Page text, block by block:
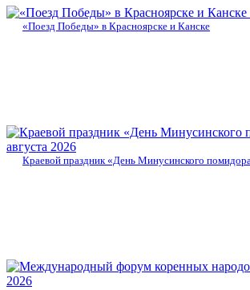
«Поезд Победы» в Красноярске и Канске
августа 2026
Краевой праздник «День Минусинского
2026